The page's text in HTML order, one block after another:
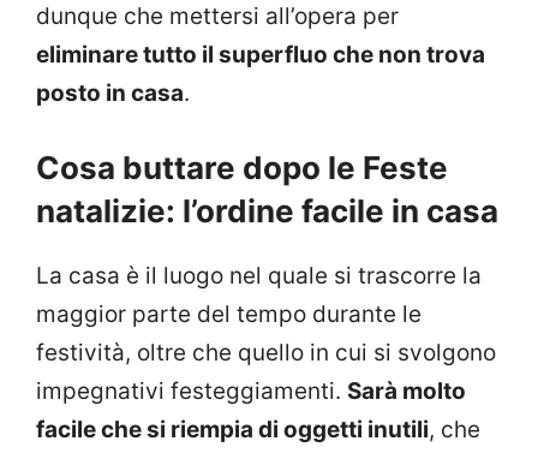
dunque che mettersi all’opera per
eliminare tutto il superfluo che non trova
posto in casa.
Cosa buttare dopo le Feste
natalizie: l’ordine facile in casa
La casa è il luogo nel quale si trascorre la
maggior parte del tempo durante le
festività, oltre che quello in cui si svolgono
impegnativi festeggiamenti. Sarà molto
facile che si riempia di oggetti inutili, che